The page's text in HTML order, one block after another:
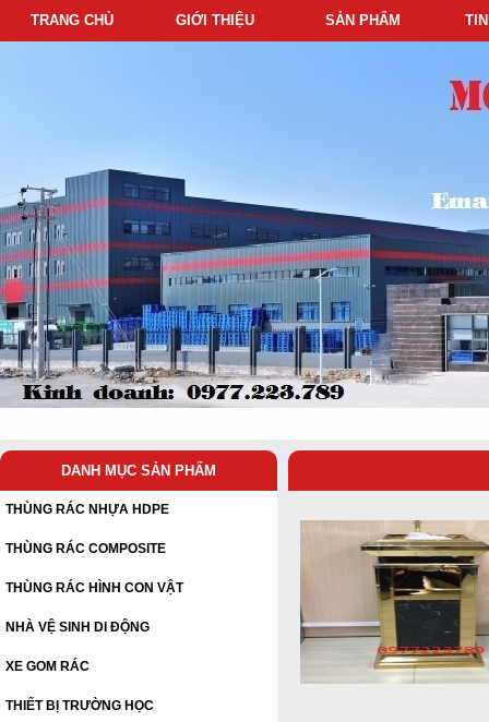
TRANG CHỦ GIỚI THIỆU SẢN PHẨM
DANH MỤC SẢN PHẨM
THÙNG RÁC NHỰA HDPE
THÙNG RÁC COMPOSITE
THÙNG RÁC HÌNH CON VẬT
NHÀ VỆ SINH DI ĐỘNG
XE GOM RÁC
THIẾT BỊ TRƯỜNG HỌC